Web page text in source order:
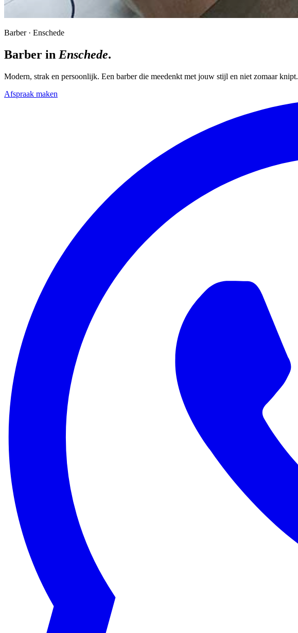
Barber · Enschede
Barber in Enschede.
Modern, strak en persoonlijk. Een barber die meedenkt met jouw stijl en niet zomaar knipt.
Afspraak maken